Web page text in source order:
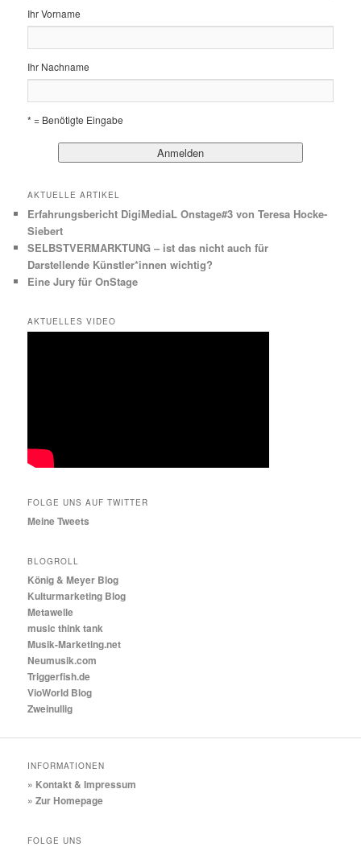
Ihr Vorname
Ihr Nachname
* = Benötigte Eingabe
AKTUELLE ARTIKEL
Erfahrungsbericht DigiMediaL Onstage#3 von Teresa Hocke-
Siebert
SELBSTVERMARKTUNG – ist das nicht auch für
Darstellende Künstler*innen wichtig?
Eine Jury für OnStage
AKTUELLES VIDEO
FOLGE UNS AUF TWITTER
Meine Tweets
BLOGROLL
König & Meyer Blog
Kulturmarketing Blog
Metawelle
music think tank
Musik-Marketing.net
Neumusik.com
Triggerfish.de
VioWorld Blog
Zweinullig
INFORMATIONEN
» Kontakt & Impressum
» Zur Homepage
FOLGE UNS